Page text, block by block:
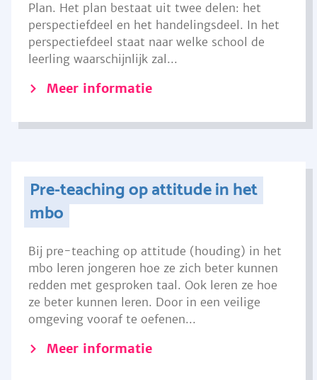
Plan. Het plan bestaat uit twee delen: het
perspectiefdeel en het handelingsdeel. In het
perspectiefdeel staat naar welke school de
leerling waarschijnlijk zal...
Meer informatie
Pre-teaching op attitude in het
mbo
Bij pre-teaching op attitude (houding) in het
mbo leren jongeren hoe ze zich beter kunnen
redden met gesproken taal. Ook leren ze hoe
ze beter kunnen leren. Door in een veilige
omgeving vooraf te oefenen...
Meer informatie